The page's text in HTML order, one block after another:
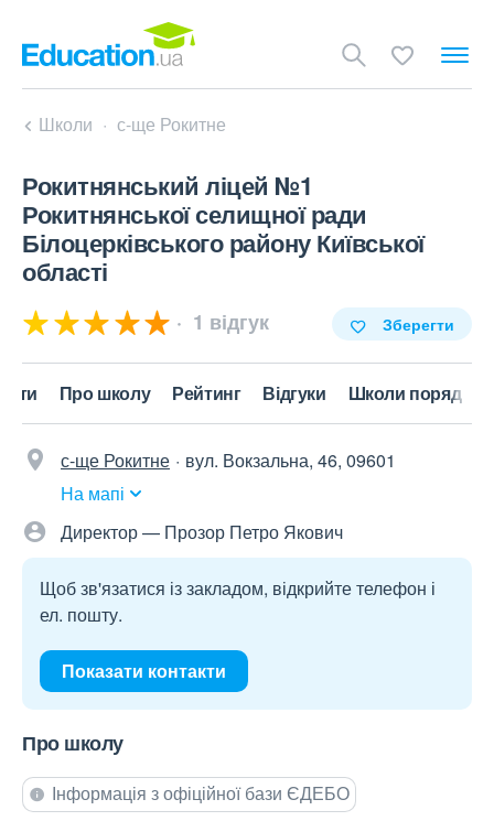
Школи с-ще Рокитне
Рокитнянський ліцей №1
Рокитнянської селищної ради
Білоцерківського району Київської
області
1 відгук Зберегти
Про школу Рейтинг Відгуки Школи поряд
с-ще Рокитне
вул. Вокзальна, 46, 09601
На мапі
Директор — Прозор Петро Якович
Щоб зв'язатися із закладом, відкрийте телефон і
ел. пошту.
Показати контакти
Про школу
Інформація з офіційної бази ЄДЕБО